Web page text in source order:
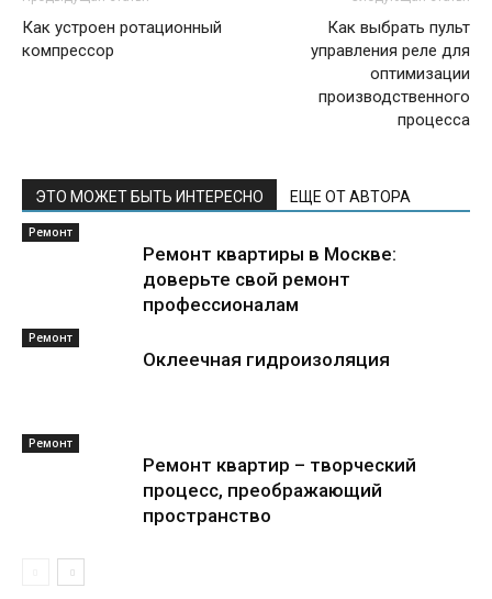
Как устроен ротационный
компрессор
Как выбрать пульт
управления реле для
оптимизации
производственного
процесса
ЭТО МОЖЕТ БЫТЬ ИНТЕРЕСНО ЕЩЕ ОТ АВТОРА
Ремонт
Ремонт квартиры в Москве:
доверьте свой ремонт
профессионалам
Ремонт
Оклеечная гидроизоляция
Ремонт
Ремонт квартир – творческий
процесс, преображающий
пространство